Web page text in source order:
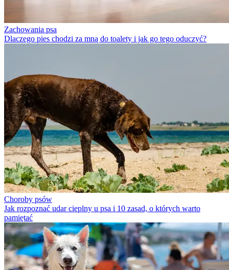
Zachowania psa
Dlaczego pies chodzi za mną do toalety i jak go tego oduczyć?
Choroby psów
Jak rozpoznać udar cieplny u psa i 10 zasad, o których warto
pamiętać